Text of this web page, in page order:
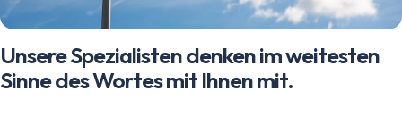
Unsere Spezialisten denken im weitesten
Sinne des Wortes mit Ihnen mit.